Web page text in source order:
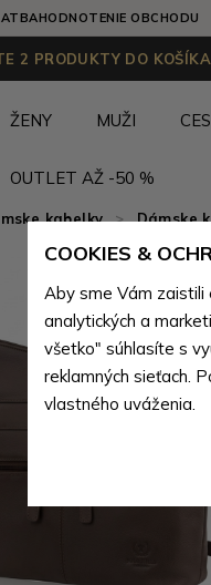
HODNOTENIE OBCHODU
2 PRODUKTY DO
ŽENY MUŽI
OUTLET AŽ -50 %
kabelky > Dámske
COOKIES &
Aby sme Vám zaistili
analytických a
všetko" súhlasíte s
reklamných sieťach.
vlastného uváženia.